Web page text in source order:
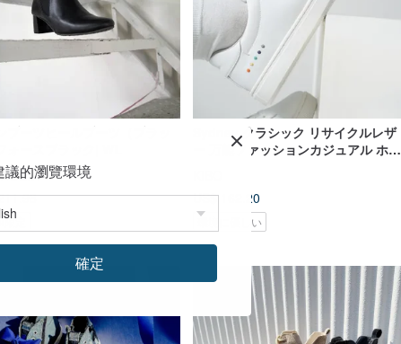
ブーツヒールブーツ（ブラッ
定
Sydney クラシック リサイクルレザ
ー 万能ファッションカジュアル ホワ
US$ 162.20
環境に優しい
議的瀏覽環境
確定